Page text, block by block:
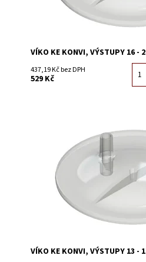
VÍKO KE KONVI, VÝSTUPY 16 -
437,19 Kč bez DPH
529 Kč
Skladem 1
3709F
VÍKO KE KONVI, VÝSTUPY 13 -